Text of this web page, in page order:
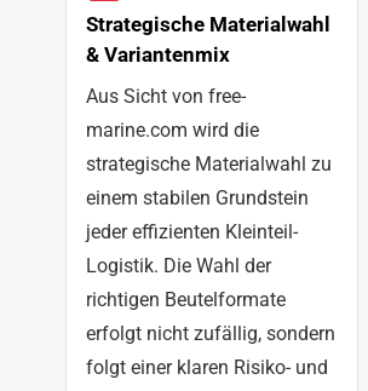
Strategische Materialwahl
& Variantenmix
Aus Sicht von free-
marine.com wird die
strategische Materialwahl zu
einem stabilen Grundstein
jeder effizienten Kleinteil-
Logistik. Die Wahl der
richtigen Beutelformate
erfolgt nicht zufällig, sondern
folgt einer klaren Risiko- und